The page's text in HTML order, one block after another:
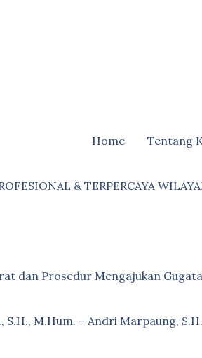
Home Tentang
& TERPERCAYA
dan Prosedur Mengajukan
M.Hum. – Andri Marpaung,